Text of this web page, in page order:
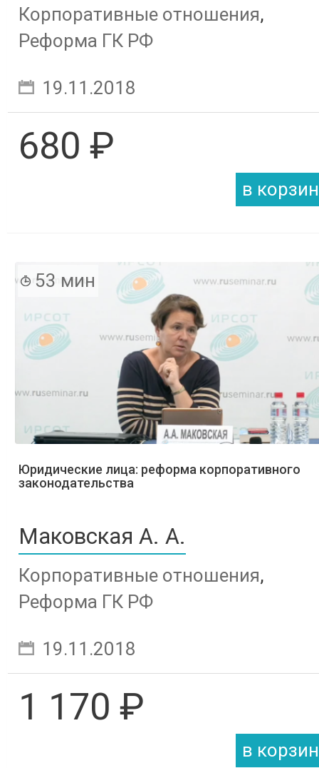
Корпоративные отношения,
Реформа ГК РФ
19.11.2018
680 ₽
53 мин
Юридические лица: реформа корпоративного
законодательства
Маковская А. А.
Корпоративные отношения,
Реформа ГК РФ
19.11.2018
1 170 ₽